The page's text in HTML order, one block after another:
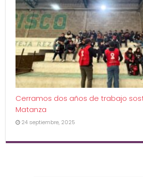
Cerramos dos años de trabajo
Matanza
24 septiembre, 2025